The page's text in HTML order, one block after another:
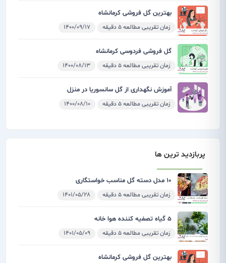
بهترین گل فروشی کرمانشاه
زمان تقریبی مطالعه 5 دقیقه 1400/09/17
گل فروشی فردوسی کرمانشاه
زمان تقریبی مطالعه 5 دقیقه 1400/08/13
آموزش نگهداری از گل سانسوریا در منزل
زمان تقریبی مطالعه 5 دقیقه 1400/08/10
پربازدید ترین ها
10 مدل دسته گل مناسب خواستگاری
زمان تقریبی مطالعه 5 دقیقه 1401/05/28
5 گیاه تصفیه کننده هوا خانه
زمان تقریبی مطالعه 5 دقیقه 1401/05/09
بهترین گل فروشی کرمانشاه